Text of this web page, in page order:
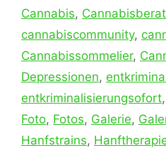
Cannabis,
cannabiscommunity,
Cannabissommelier,
Depressionen,
entkriminalisierungsofort,
Foto, Fotos, Galerie,
Hanfstrains,